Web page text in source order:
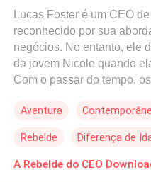
Lucas Foster é um CEO
reconhecido por sua
negócios. No entanto, ele
da jovem Nicole quando
Com o passar do tempo,
da jovem, que agora se
Aventura
Rebelde Diferença de